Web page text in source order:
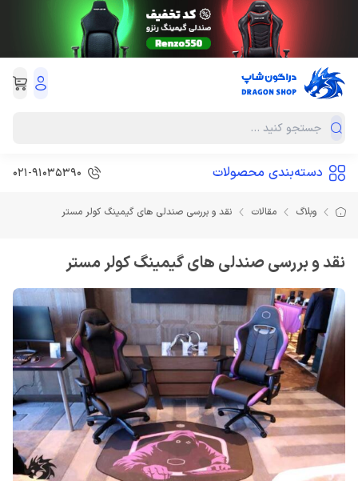
دسته‌بندی محصولات 021-91035390
وبلاگ مقالات نقد و بررسی صندلی های گیمینگ کولر مستر
نقد و بررسی صندلی های گیمینگ کولر مستر